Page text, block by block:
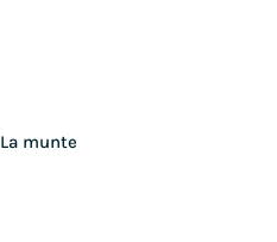
La munte